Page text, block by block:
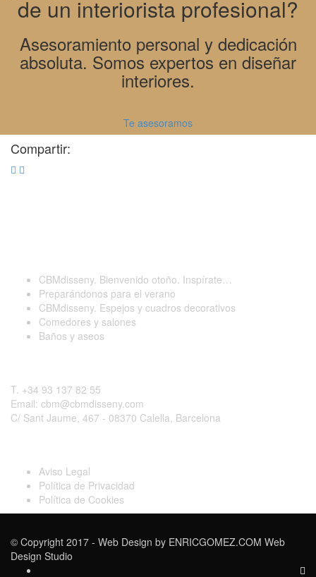
de un interiorista profesional?
Asesoramiento personal y dedicación
absoluta. Somos expertos en diseñar
interiores.
Te asesoramos
Compartir:
CBMdisseny. Bienvenido otoño. Inspírate…
Preparándonos para el verano
CBMdisseny. Espejos y cuadros decorativos
Comedores y salones
Baños y aseos
T. +34 93 137 82 55
Email: cbm@cbmdisseny.com
C/ Sant Jaume, 467 - 08370 Calella, Barcelona
Aviso Legal
Política de Privacidad
Política de Cookies
© Copyright 2017 - Web Design by ENRICGOMEZ.COM Web
Design Studio